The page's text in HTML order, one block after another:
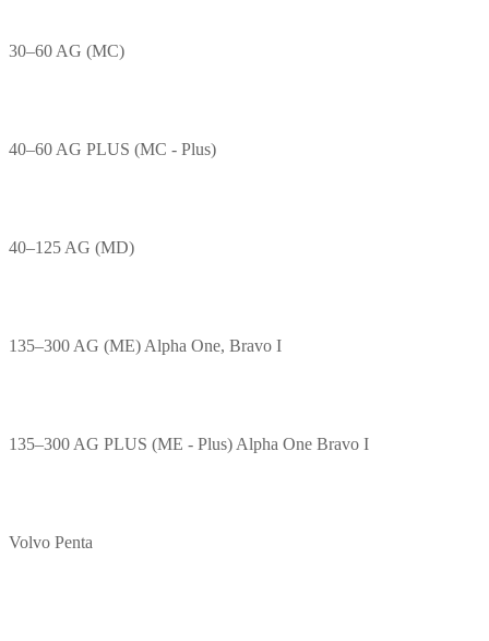
30–60 AG (MC)
40–60 AG PLUS (MC - Plus)
40–125 AG (MD)
135–300 AG (ME) Alpha One, Bravo I
135–300 AG PLUS (ME - Plus) Alpha One Bravo I
Volvo Penta